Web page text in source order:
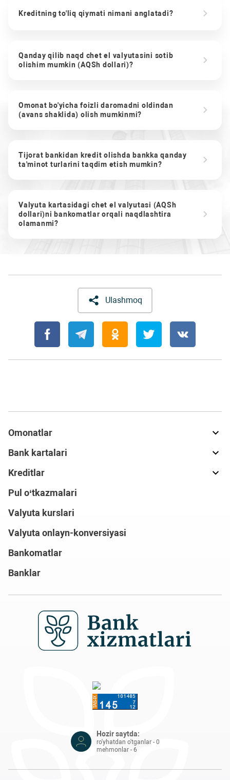
Kreditning to'liq qiymati nimani anglatadi?
Qanday qilib naqd chet el valyutasini sotib
olishim mumkin (AQSh dollari)?
Omonat bo'yicha foizli daromadni oldindan
(avans shaklida) olish mumkinmi?
Tijorat bankidan kredit olishda bankka qanday
ta'minot turlarini taqdim etish mumkin?
Valyuta kartasidagi chet el valyutasi (AQSh
dollari)ni bankomatlar orqali naqdlashtira
olamanmi?
Ulashmoq
Omonatlar
Bank kartalari
Kreditlar
Pul o‘tkazmalari
Valyuta kurslari
Valyuta onlayn-konversiyasi
Bankomatlar
Banklar
Hozir saytda:
ro'yhatdan o'tganlar - 0
mehmonlar - 6